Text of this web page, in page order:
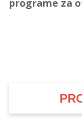
programe za